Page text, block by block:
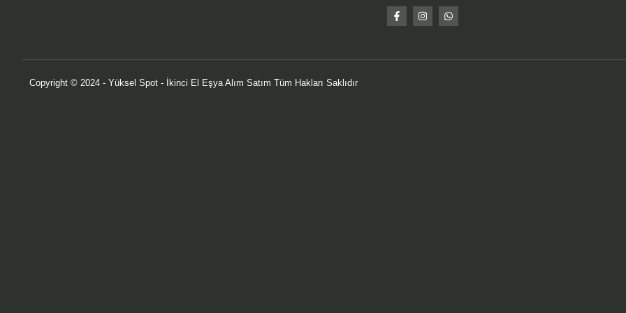
Copyright © 2024 - Yüksel Spot - İkinci El Eşya Alım Satım Tüm Hakları Saklıdır